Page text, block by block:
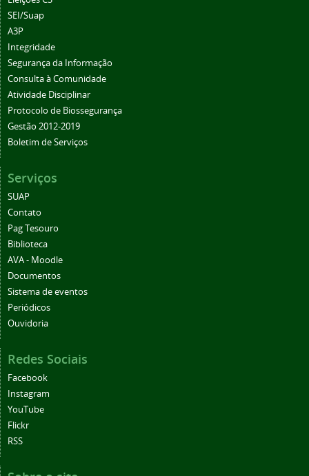
SEI/Suap
A3P
Integridade
Segurança da Informação
Consulta à Comunidade
Atividade Disciplinar
Protocolo de Biossegurança
Gestão 2012-2019
Boletim de Serviços
Serviços
SUAP
Contato
Pag Tesouro
Biblioteca
AVA - Moodle
Documentos
Sistema de eventos
Periódicos
Ouvidoria
Redes Sociais
Facebook
Instagram
YouTube
Flickr
RSS